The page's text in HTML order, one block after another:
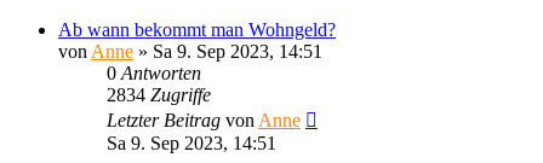
Ab wann bekommt man Wohngeld?
von Anne » Sa 9. Sep 2023, 14:51
0 Antworten
2834 Zugriffe
Letzter Beitrag von Anne
Sa 9. Sep 2023, 14:51